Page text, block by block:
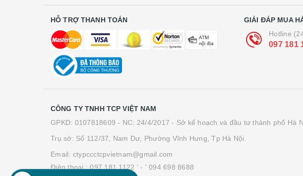
HỖ TRỢ THANH TOÁN
GIẢI ĐÁP MUA
Hotline
097 181
CÔNG TY TNHH TCP VIỆT NAM
GPKD: 0107818609 - NC: 24/4/2017 - Sở kế hoạch và đầu tư thành phố Hà
Trụ sở: Số 112/37, Nam Dư, Phường Vĩnh Hưng, Tp Hà Nội.
Email: ctypccctcpvietnam@gmail.com
Điện thoại :097 181 1122 ' - ' 094 698 8688